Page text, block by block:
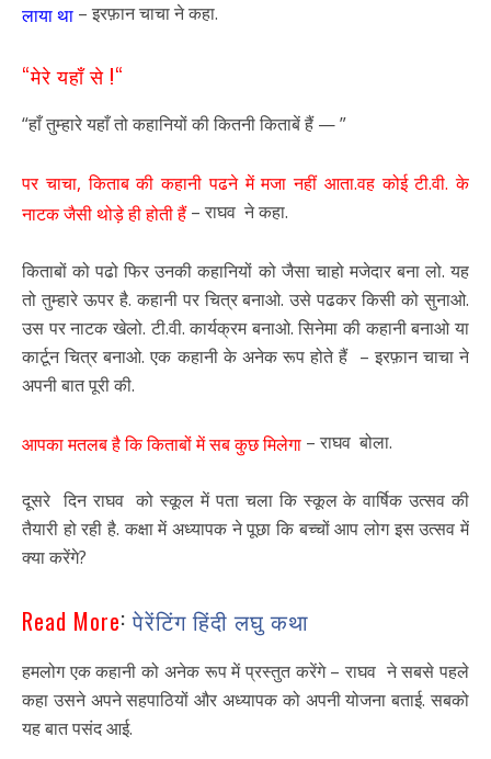
लाया था – इरफ़ान चाचा ने कहा.
“मेरे यहाँ से !“
“हाँ तुम्हारे यहाँ तो कहानियों की कितनी किताबें हैं — ”
पर चाचा, किताब की कहानी पढने में मजा नहीं आता.वह कोई टी.वी. के
नाटक जैसी थोड़े ही होती हैं– राघव ने कहा.
किताबों को पढो फिर उनकी कहानियों को जैसा चाहो मजेदार बना लो. यह
तो तुम्हारे ऊपर है. कहानी पर चित्र बनाओ. उसे पढकर किसी को सुनाओ.
उस पर नाटक खेलो. टी.वी. कार्यक्रम बनाओ. सिनेमा की कहानी बनाओ या
कार्टून चित्र बनाओ. एक कहानी के अनेक रूप होते हैं – इरफ़ान चाचा ने
अपनी बात पूरी की.
आपका मतलब है कि किताबों में सब कुछ मिलेगा – राघव बोला.
दूसरे दिन राघव को स्कूल में पता चला कि स्कूल के वार्षिक उत्सव की
तैयारी हो रही है. कक्षा में अध्यापक ने पूछा कि बच्चों आप लोग इस उत्सव में
क्या करेंगे?
Read More:पेरेंटिंग हिंदी लघु कथा
हमलोग एक कहानी को अनेक रूप में प्रस्तुत करेंगे – राघव ने सबसे पहले
कहा उसने अपने सहपाठियों और अध्यापक को अपनी योजना बताई. सबको
यह बात पसंद आई.